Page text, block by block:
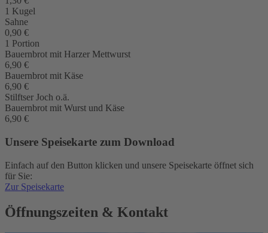
1 Kugel
Sahne
0,90 €
1 Portion
Bauernbrot mit Harzer Mettwurst
6,90 €
Bauernbrot mit Käse
6,90 €
Stilftser Joch o.ä.
Bauernbrot mit Wurst und Käse
6,90 €
Unsere Speisekarte zum Download
Einfach auf den Button klicken und unsere Speisekarte öffnet sich
für Sie:
Zur Speisekarte
Öffnungszeiten & Kontakt